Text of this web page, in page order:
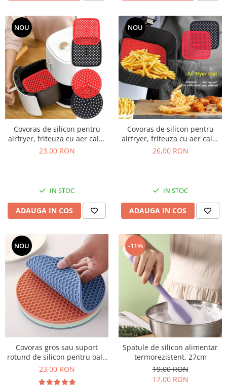
NOU
Covoras de silicon pentru
airfryer, friteuza cu aer cald,
patrat, 19cm
23,00 RON
IN STOC
ADAUGA IN COS
NOU
Covoras de silicon pentru
airfryer, friteuza cu aer cald,
patrat, 21cm
26,00 RON
IN STOC
ADAUGA IN COS
NOU
Covoras gros sau suport
rotund de silicon pentru oale
fierbinti, 8mm
23,00 RON
-11%
Spatule de silicon alimentar
termorezistent, 27cm
19,00 RON
17,00 RON